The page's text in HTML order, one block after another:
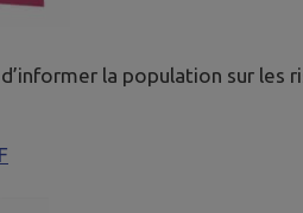
la population sur les